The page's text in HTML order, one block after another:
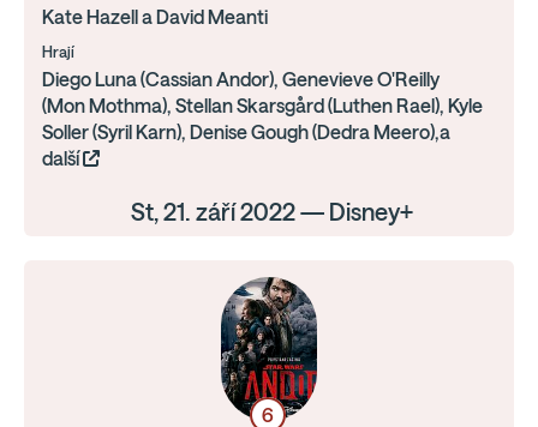
Kate Hazell a David Meanti
Hrají
Diego Luna (Cassian Andor), Genevieve O'Reilly
(Mon Mothma), Stellan Skarsgård (Luthen Rael), Kyle
Soller (Syril Karn), Denise Gough (Dedra Meero),a
další
St, 21. září 2022 — Disney+
6